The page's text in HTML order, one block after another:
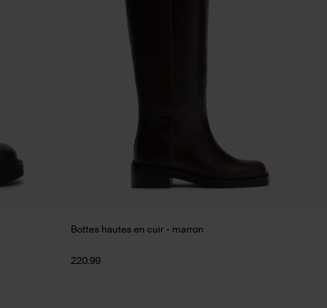
Bottes hautes en cuir - marron
220.99